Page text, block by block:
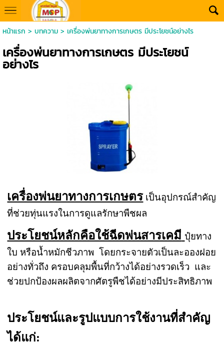
หน้าแรก > บทความ> เครื่องพ่นยาทางการเกษตร มีประโยชน์อย่างไร
เครื่องพ่นยาทางการเกษตร มีประโยชน์
อย่างไร
เครื่องพ่นยาทางการเกษตร เป็นอุปกรณ์สำคัญ
ที่ช่วยทุ่นแรงในการดูแลรักษาพืชผล
ประโยชน์หลักคือใช้ฉีดพ่นสารเคมี ปุ๋ยทาง
ใบ หรือน้ำหมักชีวภาพ โดยกระจายตัวเป็นละอองฝอย
อย่างทั่วถึง ครอบคลุมพื้นที่กว้างได้อย่างรวดเร็ว และ
ช่วยปกป้องผลผลิตจากศัตรูพืชได้อย่างมีประสิทธิภาพ
ประโยชน์และรูปแบบการใช้งานที่สำคัญ
ได้แก่: